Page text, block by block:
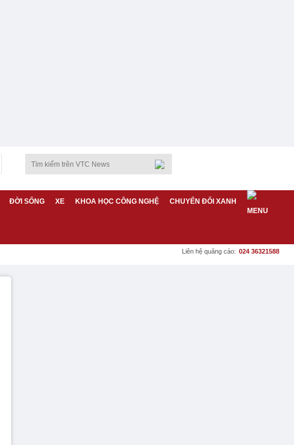
ĐỜI SỐNG XE KHOA HỌC CÔNG NGHỆ CHUYỂN ĐỔI XANH
Liên hệ quảng cáo: 024 36321588